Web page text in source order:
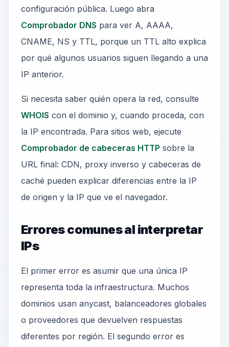
configuración pública. Luego abra
Comprobador DNS para ver A, AAAA,
CNAME, NS y TTL, porque un TTL alto explica
por qué algunos usuarios siguen llegando a una
IP anterior.
Si necesita saber quién opera la red, consulte
WHOIS con el dominio y, cuando proceda, con
la IP encontrada. Para sitios web, ejecute
Comprobador de cabeceras HTTP sobre la
URL final: CDN, proxy inverso y cabeceras de
caché pueden explicar diferencias entre la IP
de origen y la IP que ve el navegador.
Errores comunes al interpretar
IPs
El primer error es asumir que una única IP
representa toda la infraestructura. Muchos
dominios usan anycast, balanceadores globales
o proveedores que devuelven respuestas
diferentes por región. El segundo error es